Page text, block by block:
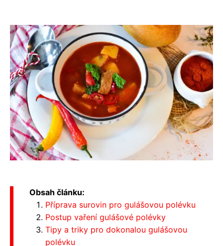
Obsah článku:
Příprava surovin pro gulášovou polévku
Postup vaření gulášové polévky
Tipy a triky pro dokonalou gulášovou
polévku